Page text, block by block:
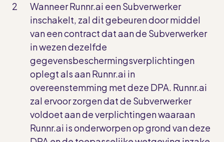
Wanneer Runnr.ai een Subverwerker
inschakelt, zal dit gebeuren door middel
van een contract dat aan de Subverwerker
in wezen dezelfde
gegevensbeschermingsverplichtingen
oplegt als aan Runnr.ai in
overeenstemming met deze DPA. Runnr.ai
zal ervoor zorgen dat de Subverwerker
voldoet aan de verplichtingen waaraan
Runnr.ai is onderworpen op grond van deze